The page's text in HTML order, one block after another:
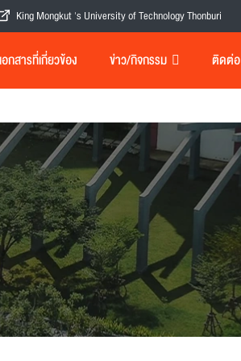
King Mongkut 's University of Technology Thonburi
กสารที่เกี่ยวข้อง ข่าว/กิจกรรม ติดต่อ